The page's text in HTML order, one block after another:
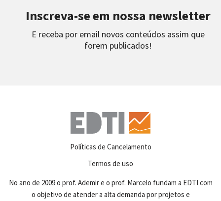
Inscreva-se em nossa newsletter
E receba por email novos conteúdos assim que
forem publicados!
Políticas de Cancelamento
Termos de uso
No ano de 2009 o prof. Ademir e o prof. Marcelo fundam a EDTI com
o objetivo de atender a alta demanda por projetos e